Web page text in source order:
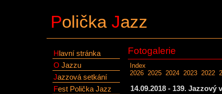
Polička Jazz
Hlavní stránka
O Jazzu
Jazzová setkání
Fest Polička Jazz
Fotogalerie
Index
2026 2025 2024 2023 2022
14.09.2018 - 139. Jazzový